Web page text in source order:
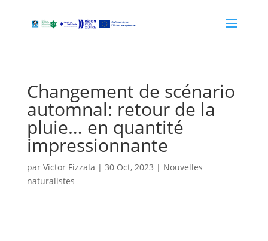
Changement de scénario
automnal: retour de la
pluie… en quantité
impressionnante
par Victor Fizzala | 30 Oct, 2023 | Nouvelles
naturalistes